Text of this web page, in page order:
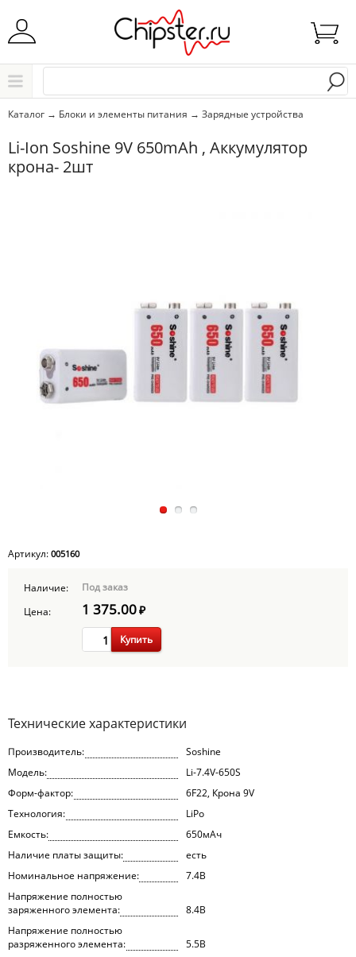
Начните водить название города..
Каталог → Блоки и элементы питания → Зарядные устройства
Li-Ion Soshine 9V 650mAh , Аккумулятор
крона- 2шт
Артикул: 005160
Наличие:
Под заказ
Цена:
1 375.00₽
Купить
Технические характеристики
Производитель:
Soshine
Модель:
Li-7.4V-650S
Форм-фактор:
6F22, Крона 9V
Технология:
LiPo
Емкость:
650мАч
Наличие платы защиты:
есть
Номинальное напряжение:
7.4В
Напряжение полностью
заряженного элемента:
8.4В
Напряжение полностью
разряженного элемента:
5.5В